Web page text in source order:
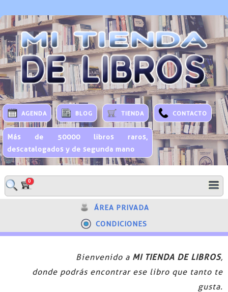
AGENDA BLOG TIENDA CONTACTO
Más de 50000 libros raros,
descatalogados y de segunda mano
0
ÁREA PRIVADA
CONDICIONES
Bienvenido a MI TIENDA DE LIBROS,
donde podrás encontrar ese libro que tanto te
gusta.